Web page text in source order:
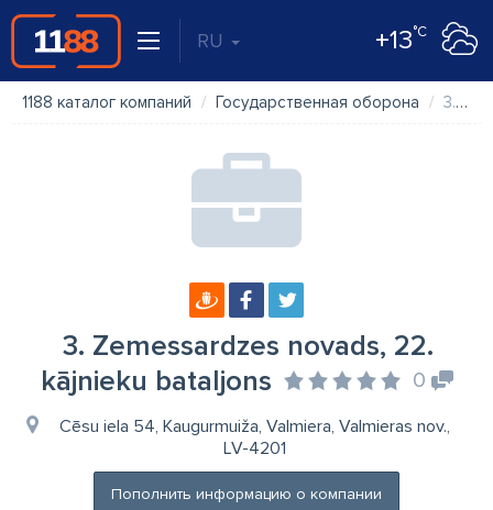
RU +13°C
1188 каталог компаний Государственная оборона 3. Zemessardzes novads, 22. kājnieku bataljons
3. Zemessardzes novads, 22.
kājnieku bataljons
0
Cēsu iela 54, Kaugurmuiža, Valmiera, Valmieras nov.,
LV-4201
Пополнить информацию о компании